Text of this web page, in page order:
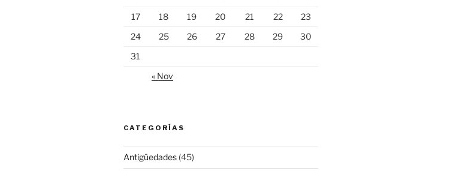
17
18 19 20 21 22
23
24
25 26 27 28 29
30
31
« Nov
CATEGORÍAS
Antigüedades(45)